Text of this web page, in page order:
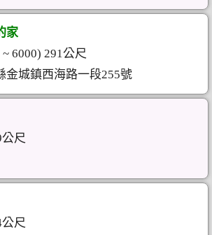
家
6000) 291公尺
金城鎮西海路一段255號
尺
尺